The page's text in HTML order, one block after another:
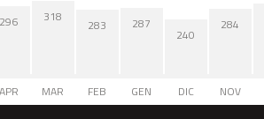
296
APR
318
MAR
283
FEB
287
GEN
240
DIC
284
NOV